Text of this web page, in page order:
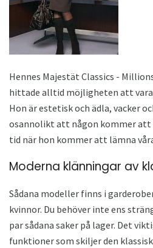
Hennes Majestät Classics -
hittade alltid möjligheten att
Hon är estetisk och ädla, vacker
osannolikt att någon kommer att
tid när hon kommer att lämna
Moderna klänningar av
Sådana modeller finns i
kvinnor. Du behöver inte ens
par sådana saker på lager. Det
funktioner som skiljer den